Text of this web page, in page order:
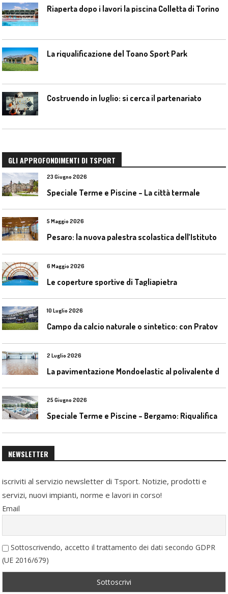
Riaperta dopo i lavori la piscina Colletta di Torino
La riqualificazione del Toano Sport Park
Costruendo in luglio: si cerca il partenariato
GLI APPROFONDIMENTI DI TSPORT
23 Giugno 2026
Speciale Terme e Piscine – La città termale
5 Maggio 2026
6 Maggio 2026
Le coperture sportive di Tagliapietra
10 Luglio 2026
2 Luglio 2026
25 Giugno 2026
NEWSLETTER
iscriviti al servizio newsletter di Tsport. Notizie, prodotti e
servizi, nuovi impianti, norme e lavori in corso!
Email
Sottoscrivendo, accetto il trattamento dei dati secondo GDPR
(UE 2016/679)